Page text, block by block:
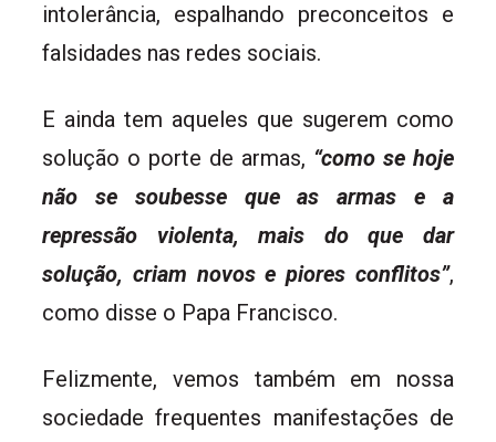
intolerância, espalhando preconceitos e
falsidades nas redes sociais.
E ainda tem aqueles que sugerem como
solução o porte de armas, “como se hoje
não se soubesse que as armas e a
repressão violenta, mais do que dar
solução, criam novos e piores conflitos”,
como disse o Papa Francisco.
Felizmente, vemos também em nossa
sociedade frequentes manifestações de